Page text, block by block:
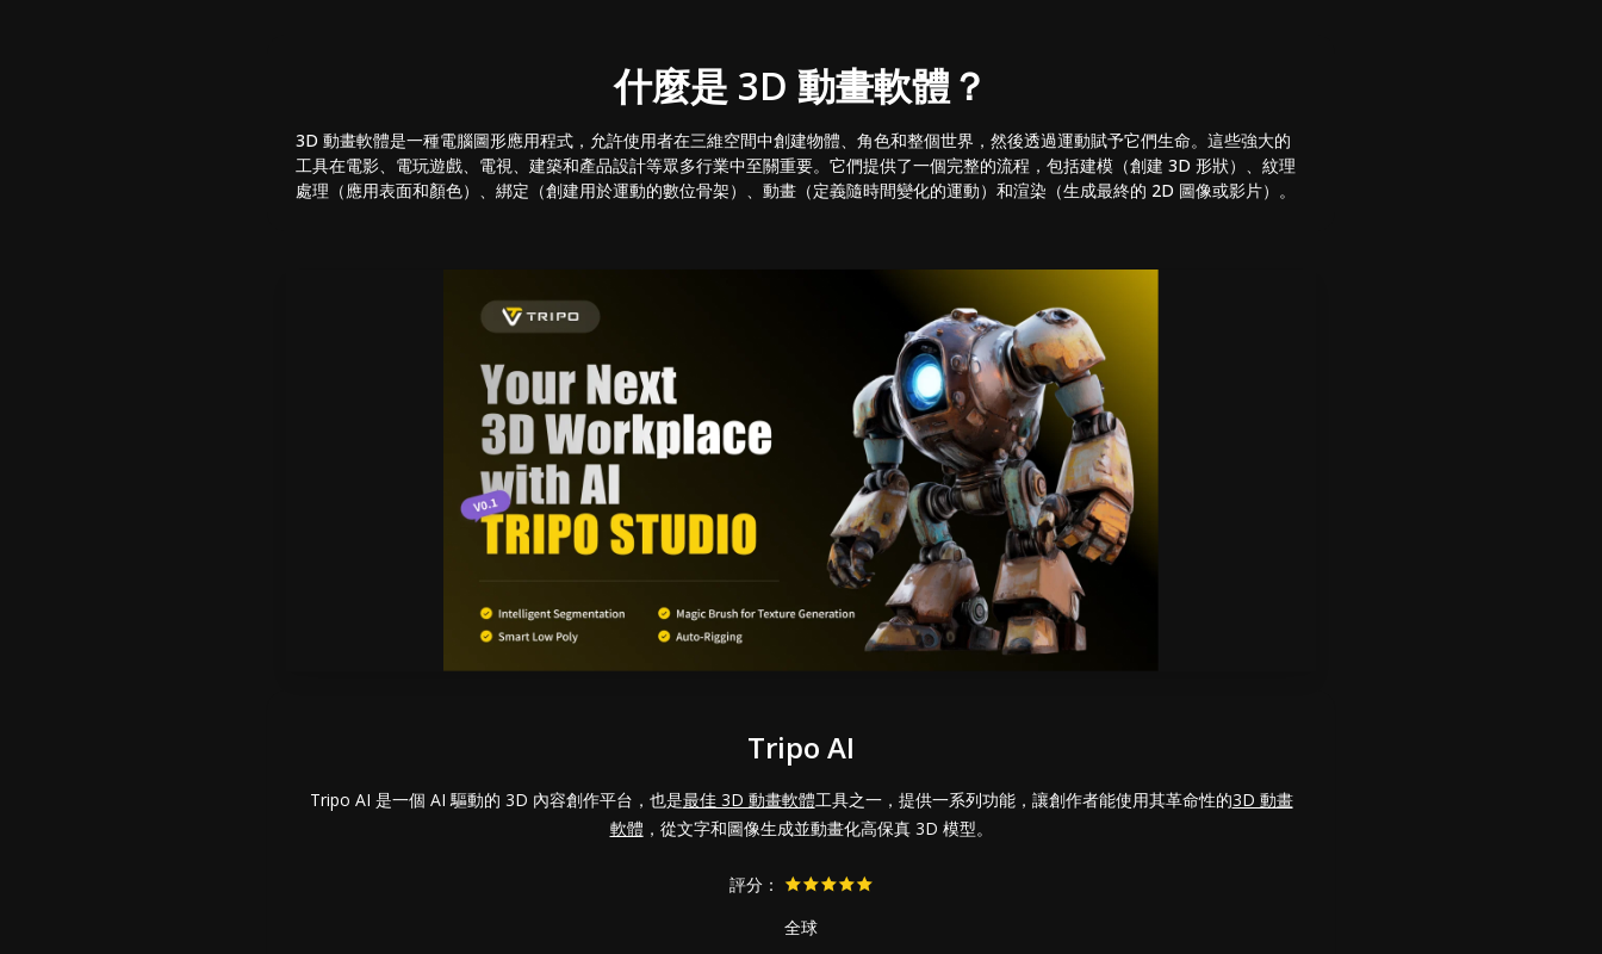
什麼是 3D 動畫軟體？
3D 動畫軟體是一種電腦圖形應用程式，允許使用者在三維空間中創建物體、角色和整個世界，然後透過運動賦予它們生命。這些強大的
工具在電影、電玩遊戲、電視、建築和產品設計等眾多行業中至關重要。它們提供了一個完整的流程，包括建模（創建 3D 形狀）、紋理
處理（應用表面和顏色）、綁定（創建用於運動的數位骨架）、動畫（定義隨時間變化的運動）和渲染（生成最終的 2D 圖像或影片）。
Tripo AI
Tripo AI 是一個 AI 驅動的 3D 內容創作平台，也是最佳 3D 動畫軟體工具之一，提供一系列功能，讓創作者能使用其革命性的3D 動畫
軟體 ，從文字和圖像生成並動畫化高保真 3D 模型。
評分：
全球